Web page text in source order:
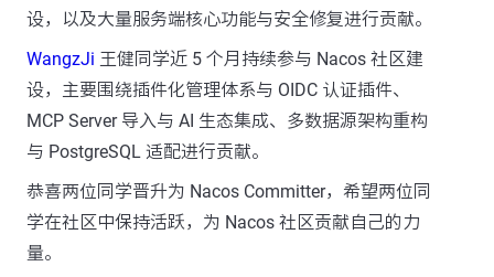
设，以及大量服务端核心功能与安全修复进行贡献。
WangzJi 王健同学近 5 个月持续参与 Nacos 社区建
设，主要围绕插件化管理体系与 OIDC 认证插件、
MCP Server 导入与 AI 生态集成、多数据源架构重构
与 PostgreSQL 适配进行贡献。
恭喜两位同学晋升为 Nacos Committer，希望两位同
学在社区中保持活跃，为 Nacos 社区贡献自己的力
量。